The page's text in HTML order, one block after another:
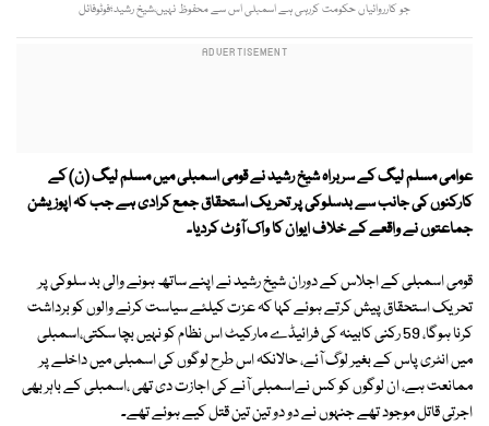
جو کارروائیاں حکومت کررہی ہے اسمبلی اس سے محفوظ نہیں،شیخ رشید؛فوٹوفائل
عوامی مسلم لیگ کے سربراہ شیخ رشید نے قومی اسمبلی میں مسلم لیگ (ن) کے
کارکنوں کی جانب سے بدسلوکی پر تحریک استحقاق جمع کرادی ہے جب کہ اپوزیشن
جماعتوں نے واقعے کے خلاف ایوان کا واک آؤٹ کردیا۔
قومی اسمبلی کے اجلاس کے دوران شیخ رشید نے اپنے ساتھ ہونے والی بد سلوکی پر
تحریک استحقاق پیش کرتے ہوئے کہا کہ عزت کیلئے سیاست کرنے والوں کو برداشت
کرنا ہوگا، 59 رکنی کابینہ کی فرائیڈے مارکیٹ اس نظام کو نہیں بچا سکتی،اسمبلی
میں انٹری پاس کے بغیر لوگ آئے، حالانکہ اس طرح لوگوں کی اسمبلی میں داخلے پر
ممانعت ہے، ان لوگوں کو کس نےاسمبلی آنے کی اجازت دی تھی ،اسمبلی کے باہر بھی
اجرتی قاتل موجود تھے جنہوں نے دو دو تین تین قتل کیے ہوئے تھے۔